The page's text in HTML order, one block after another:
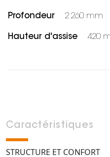
Profondeur 2 260 mm
Hauteur d'assise 420
Caractéristiques
STRUCTURE ET CONFORT